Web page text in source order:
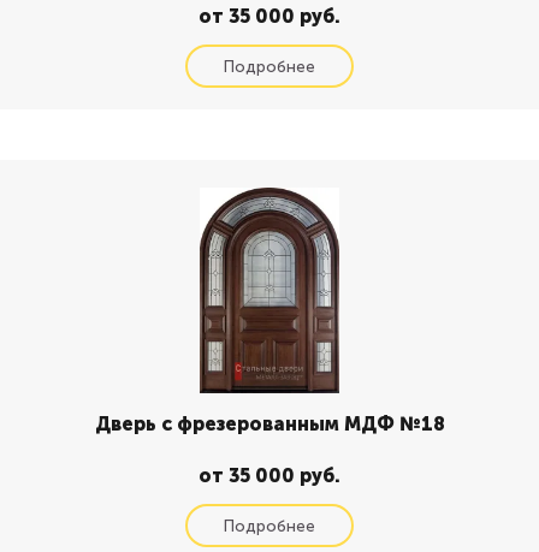
от 35 000 руб.
Дверь с фрезерованным МДФ №18
от 35 000 руб.